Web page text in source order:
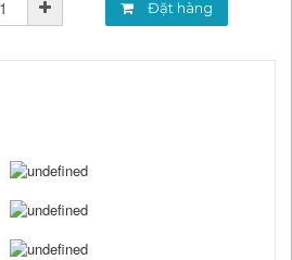
Đặt hàng